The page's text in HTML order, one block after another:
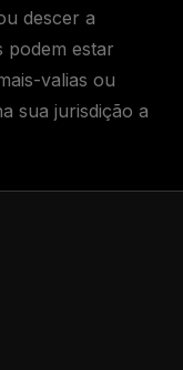
descer a
podem estar
valias ou
sua jurisdição a